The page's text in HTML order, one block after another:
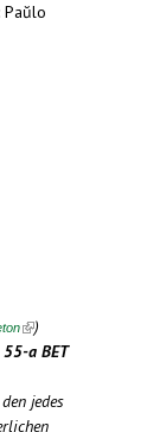
Paŭlo
)
55-a BET
jedes